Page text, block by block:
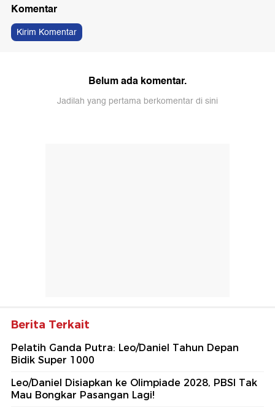
Komentar
Kirim Komentar
Belum ada komentar.
Jadilah yang pertama berkomentar di sini
Berita Terkait
Pelatih Ganda Putra: Leo/Daniel Tahun Depan
Bidik Super 1000
Leo/Daniel Disiapkan ke Olimpiade 2028, PBSI Tak
Mau Bongkar Pasangan Lagi!